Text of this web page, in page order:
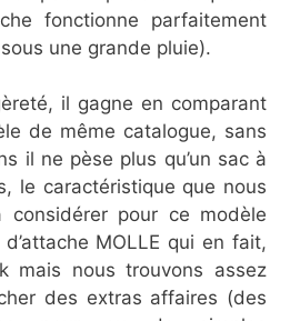
fonctionne parfaitement
une grande pluie).
il gagne en comparant
de même catalogue, sans
il ne pèse plus qu’un sac à
le caractéristique que nous
considérer pour ce modèle
MOLLE qui en fait,
mais nous trouvons assez
des extras affaires (des